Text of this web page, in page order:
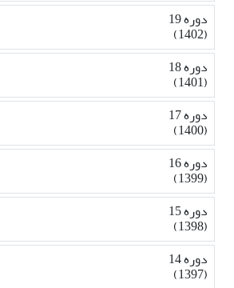
دوره 19
(1402)
دوره 18
(1401)
دوره 17
(1400)
دوره 16
(1399)
دوره 15
(1398)
دوره 14
(1397)